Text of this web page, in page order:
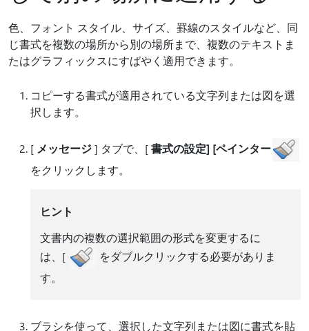
色、フォント スタイル、サイズ、罫線のスタイルなど、同
じ書式を複数の場所から別の場所まで、複数のテキストま
たはグラフィックスにすばやく適用できます。
コピーする書式が適用されている文字列または図を選
択します。
[ メッセージ] タブで、[書式の設定] [ペインター
をクリックします。
ヒント
文書内の複数の選択範囲の形式を変更するに
は、[
をダブルクリックする必要がありま
す。
ブラシを使って、選択した文字列または図に書式を貼